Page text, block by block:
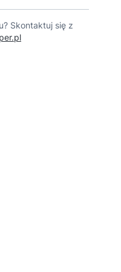
Skontaktuj się z